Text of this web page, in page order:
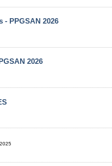
- PPGSAN 2026
2026